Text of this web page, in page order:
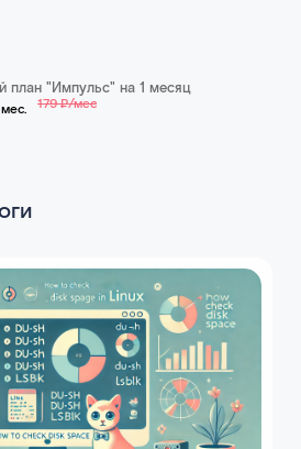
план "Импульс" на 1 месяц
179 ₽/мес